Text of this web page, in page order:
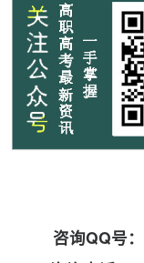
咨询QQ号：